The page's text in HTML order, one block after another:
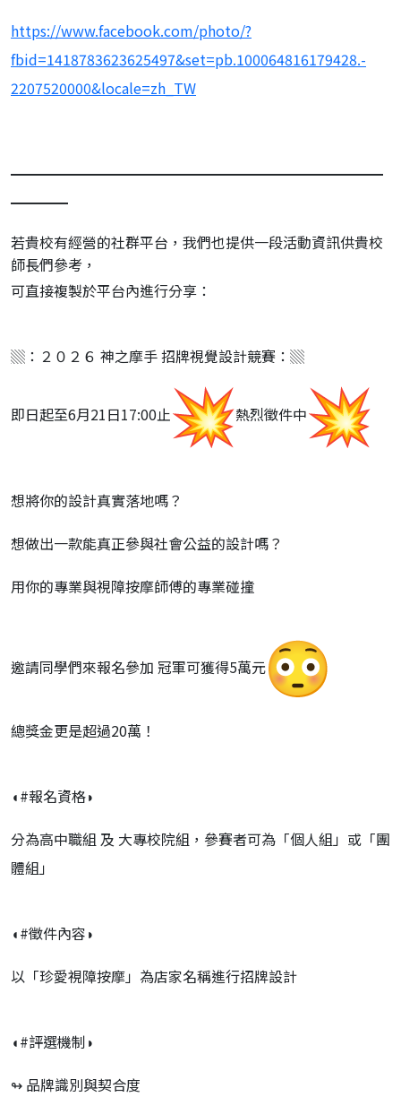
https://www.facebook.com/photo/?
fbid=1418783623625497&set=pb.100064816179428.-
2207520000&locale=zh_TW
━━━━━━━━━━━━━━━━━━━━━━━━━━
━━━━
若貴校有經營的社群平台， 我們也提供一段活動資訊供貴校
師長們參考，
可直接複製於平台內進行分享：
▒：２０２６ 神之摩手 招牌視覺設計競賽：▒
即日起至6月21日17:00止 熱烈徵件中
想將你的設計真實落地嗎？
想做出一款能真正參與社會公益的設計嗎？
用你的專業與視障按摩師傅的專業碰撞
邀請同學們來報名參加 冠軍可獲得5萬元
總獎金更是超過20萬！
◖#報名資格◗
分為高中職組 及 大專校院組，參賽者可為「個人組」或「團
體組」
◖#徵件內容◗
以「珍愛視障按摩」為店家名稱進行招牌設計
◖#評選機制◗
↬ 品牌識別與契合度